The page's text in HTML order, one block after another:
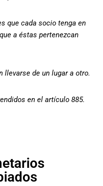
que cada socio tenga en
a éstas pertenezcan
llevarse de un lugar a otro.
en el artículo 885.